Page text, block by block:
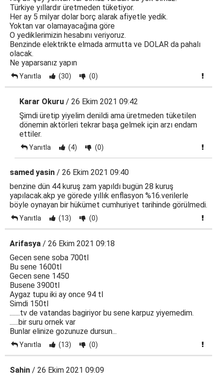
Türkiye yıllardır üretmeden tüketiyor.
Her ay 5 milyar dolar borç alarak afiyetle yedik.
Yoktan var olamayacağına göre
O yediklerimizin hesabını veriyoruz.
Benzinde elektrikte elmada armutta ve DOLAR da pahalı
olacak.
Ne yaparsanız yapın
Yanıtla (30) (0)
Karar Okuru / 26 Ekim 2021 09:42
Şimdi üretip yiyelim denildi ama üretmeden tüketilen
dönemin aktörleri tekrar başa gelmek için arzı endam
ettiler.
Yanıtla (4) (0)
samed yasin / 26 Ekim 2021 09:40
benzine dün 44 kuruş zam yapıldı bugün 28 kuruş
yapılacak.akp ye görede yıllık enflasyon %16.verilerle
böyle oynayan bir hükümet cumhuriyet tarihinde görülmedi.
Yanıtla (13) (0)
Arifasya / 26 Ekim 2021 09:18
Gecen sene soba 700tl
Bu sene 1600tl
Gecen sene 1450
Busene 3900tl
Aygaz tupu iki ay once 94 tl
Simdi 150tl
.......tv de vatandas bagiriyor bu sene karpuz yiyemedim.
......bir suru ornek var
Bunlar elinize gozunuze dursun...
Yanıtla (13) (0)
Sahin / 26 Ekim 2021 09:09